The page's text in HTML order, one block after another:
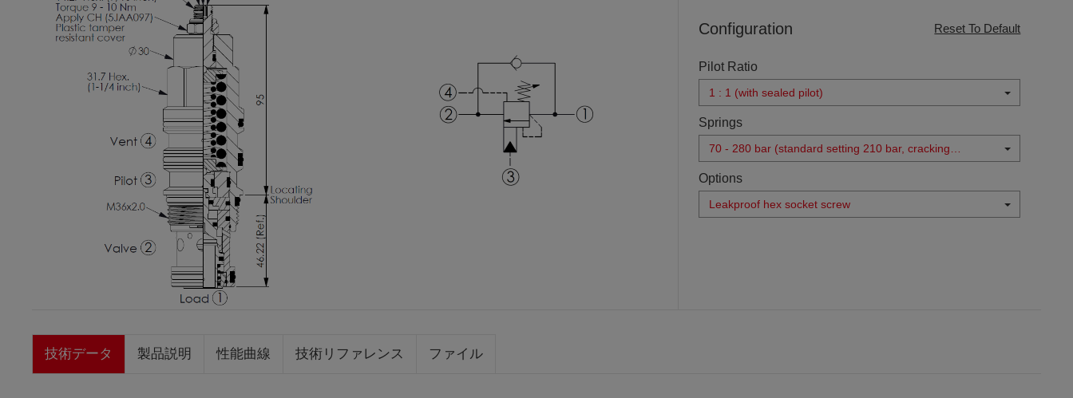
Configuration Reset To Default
Pilot Ratio
1 : 1 (with sealed pilot)
Springs
70 - 280 bar (standard setting 210 bar, cracking
pressure 1.5 bar)
Options
Leakproof hex socket screw
技術データ 製品説明 性能曲線 技術リファレンス ファイル